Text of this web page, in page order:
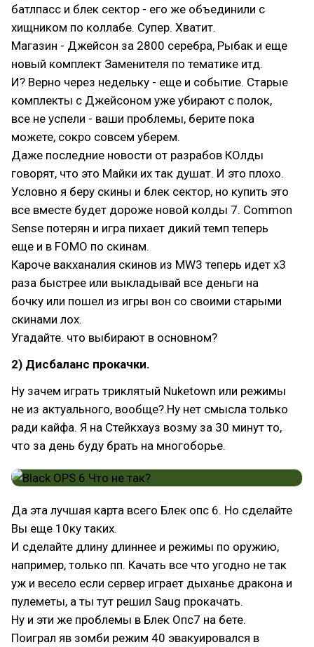
батлпасс и блек сектор - его же объединили с
хищником по коллабе. Супер. Хватит.
Магазин - Джейсон за 2800 серебра, Рыбак и еще
новый комплект Заменителя по тематике итд.
И? Верно через недельку - еще и событие. Старые
комплекты с Джейсоном уже убирают с полок,
все не успели - ваши проблемы, берите пока
можете, сокро совсем уберем.
Даже последние новости от разрабов КОлды
говорят, что это Майки их так душат. И это плохо.
Условно я беру скины и блек сектор, но купить это
все вместе будет дороже новой колды 7. Common
Sense потерян и игра пихает дикий темп теперь
еще и в FOMO по скинам.
Кароче вакханалия скинов из MW3 теперь идет x3
раза быстрее или выкладывай все деньги на
бочку или пошел из игры вон со своими старыми
скинами лох.
Угадайте. что выбирают в основном?
2) Дисбаланс прокачки.
Ну зачем играть триклятый Nuketown или режимы
не из актуального, вообще?.Ну нет смысла только
ради кайфа. Я на Стейкхауз возму за 30 минут то,
что за день буду брать на многоборье.
Да эта лучшая карта всего Блек опс 6. Но сделайте
Вы еще 10ку таких.
И сделайте длину длиннее и режимы по оружию,
например, только пп. Качать все что угодно не так
уж и весело если сервер играет дыханье дракона и
пулеметы, а ты тут решил Saug прокачать.
Ну и эти же проблемы в Блек Опс7 на бете.
Поиграл яв зомби режим 40 эвакуировался в